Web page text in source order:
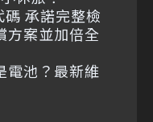
承諾完整檢
方案並加倍全
電池？最新維